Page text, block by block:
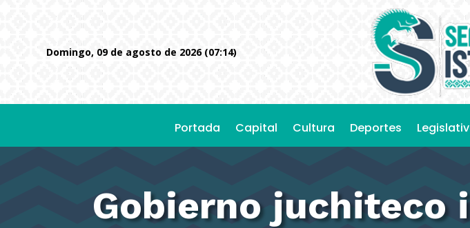
domingo, 09 de agosto de 2026 (07:14)
Portada Capital Cultura Deportes
Gobierno juchiteco